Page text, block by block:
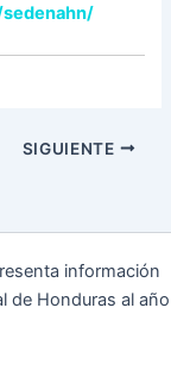
SIGUIENTE
información
de Honduras al año